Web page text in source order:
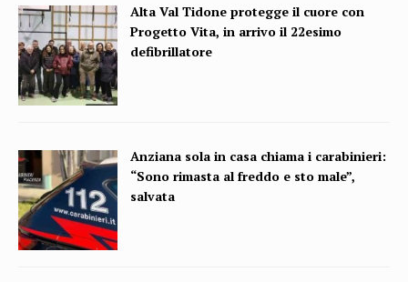
Alta Val Tidone protegge il cuore con
Progetto Vita, in arrivo il 22esimo
defibrillatore
Anziana sola in casa chiama i carabinieri:
“Sono rimasta al freddo e sto male”,
salvata